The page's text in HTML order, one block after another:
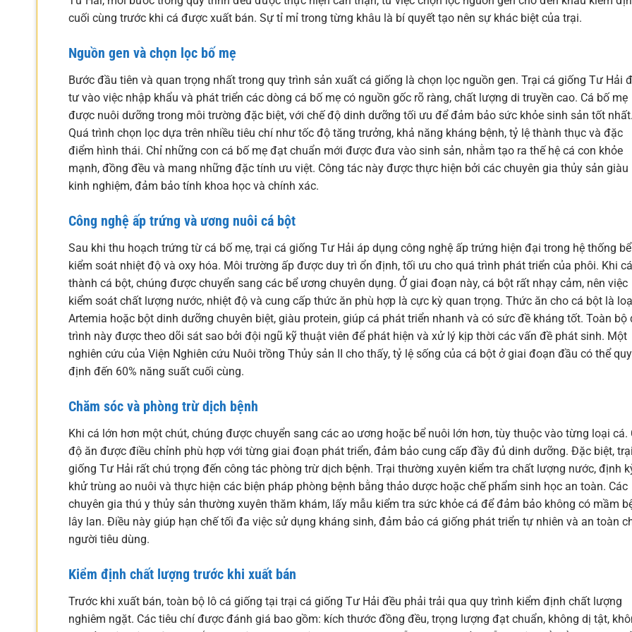
cuối cùng trước khi cá được xuất bán. Sự tỉ mỉ trong từng khâu là bí quyết tạo nên sự khác biệt của trại.
Nguồn gen và chọn lọc bố mẹ
Bước đầu tiên và quan trọng nhất trong quy trình sản xuất cá giống là chọn lọc nguồn gen. Trại cá giống Tư Hải
tư vào việc nhập khẩu và phát triển các dòng cá bố mẹ có nguồn gốc rõ ràng, chất lượng di truyền cao. Cá bố mẹ
được nuôi dưỡng trong môi trường đặc biệt, với chế độ dinh dưỡng tối ưu để đảm bảo sức khỏe sinh sản tốt nhất.
Quá trình chọn lọc dựa trên nhiều tiêu chí như tốc độ tăng trưởng, khả năng kháng bệnh, tỷ lệ thành thục và đặc
điểm hình thái. Chỉ những con cá bố mẹ đạt chuẩn mới được đưa vào sinh sản, nhằm tạo ra thế hệ cá con khỏe
mạnh, đồng đều và mang những đặc tính ưu việt. Công tác này được thực hiện bởi các chuyên gia thủy sản giàu
kinh nghiệm, đảm bảo tính khoa học và chính xác.
Công nghệ ấp trứng và ương nuôi cá bột
Sau khi thu hoạch trứng từ cá bố mẹ, trại cá giống Tư Hải áp dụng công nghệ ấp trứng hiện đại trong hệ thống
kiểm soát nhiệt độ và oxy hóa. Môi trường ấp được duy trì ổn định, tối ưu cho quá trình phát triển của phôi. Khi
thành cá bột, chúng được chuyển sang các bể ương chuyên dụng. Ở giai đoạn này, cá bột rất nhạy cảm, nên việc
kiểm soát chất lượng nước, nhiệt độ và cung cấp thức ăn phù hợp là cực kỳ quan trọng. Thức ăn cho cá bột là
Artemia hoặc bột dinh dưỡng chuyên biệt, giàu protein, giúp cá phát triển nhanh và có sức đề kháng tốt. Toàn bộ
trình này được theo dõi sát sao bởi đội ngũ kỹ thuật viên để phát hiện và xử lý kịp thời các vấn đề phát sinh. Một
nghiên cứu của Viện Nghiên cứu Nuôi trồng Thủy sản II cho thấy, tỷ lệ sống của cá bột ở giai đoạn đầu có thể
định đến 60% năng suất cuối cùng.
Chăm sóc và phòng trừ dịch bệnh
Khi cá lớn hơn một chút, chúng được chuyển sang các ao ương hoặc bể nuôi lớn hơn, tùy thuộc vào từng loại cá.
độ ăn được điều chỉnh phù hợp với từng giai đoạn phát triển, đảm bảo cung cấp đầy đủ dinh dưỡng. Đặc biệt,
giống Tư Hải rất chú trọng đến công tác phòng trừ dịch bệnh. Trại thường xuyên kiểm tra chất lượng nước, định
khử trùng ao nuôi và thực hiện các biện pháp phòng bệnh bằng thảo dược hoặc chế phẩm sinh học an toàn. Các
chuyên gia thú y thủy sản thường xuyên thăm khám, lấy mẫu kiểm tra sức khỏe cá để đảm bảo không có mầm
lây lan. Điều này giúp hạn chế tối đa việc sử dụng kháng sinh, đảm bảo cá giống phát triển tự nhiên và an toàn
người tiêu dùng.
Kiểm định chất lượng trước khi xuất bán
Trước khi xuất bán, toàn bộ lô cá giống tại trại cá giống Tư Hải đều phải trải qua quy trình kiểm định chất lượng
nghiêm ngặt. Các tiêu chí được đánh giá bao gồm: kích thước đồng đều, trọng lượng đạt chuẩn, không dị tật,